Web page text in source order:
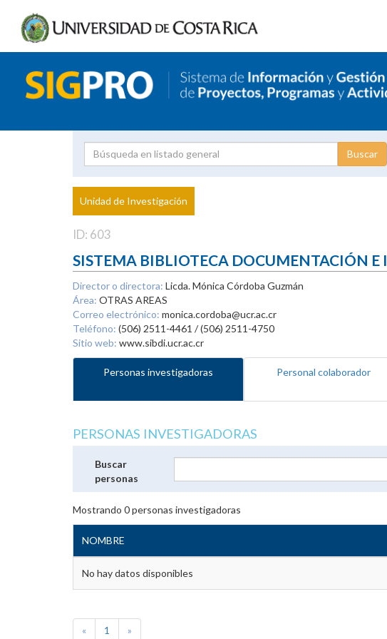
Proyecto
Investigador
Unidad de Investigación
ID: 603
SISTEMA BIBLIOTECA DOCUMENTACIÓN
Director o directora: Licda. Mónica Córdoba Guzmán
Área: OTRAS AREAS
Correo electrónico: monica.cordoba@ucr.ac.cr
Teléfono: (506) 2511-4461 / (506) 2511-4750
Sitio web: www.sibdi.ucr.ac.cr
Personas investigadoras Personal colaborador
PERSONAS INVESTIGADORAS
Buscar
personas
Mostrando 0personas investigadoras
NOMBRE
No hay datos disponibles
« 1 »